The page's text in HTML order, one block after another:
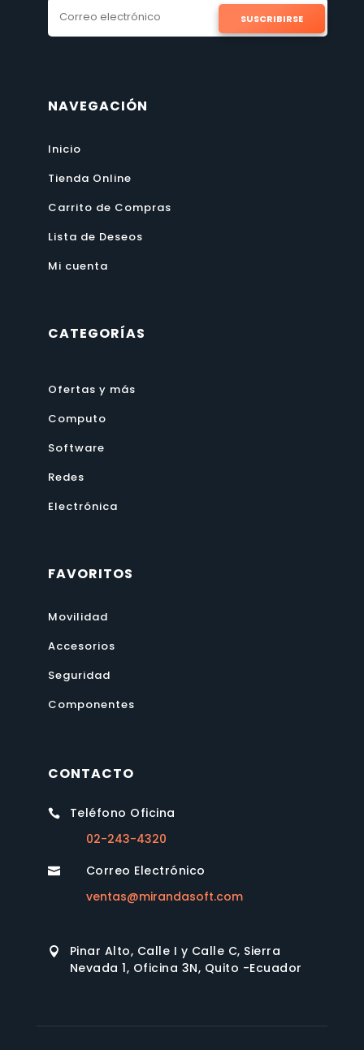
SUSCRIBIRSE
NAVEGACIÓN
Inicio
Tienda Online
Carrito de Compras
Lista de Deseos
Mi cuenta
CATEGORÍAS
Ofertas y más
Computo
Software
Redes
Electrónica
FAVORITOS
Movilidad
Accesorios
Seguridad
Componentes
CONTACTO

Teléfono Oficina
02-243-4320

Correo Electrónico
ventas@mirandasoft.com

Pinar Alto, Calle I y Calle C, Sierra
Nevada 1, Oficina 3N, Quito -Ecuador